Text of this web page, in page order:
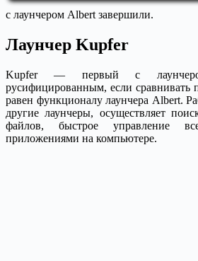
c лаунчером Albert завершили.
Лаунчер Kupfer
Kupfer — первый с
русифицированным, если сравнивать
равен функционалу лаунчера Albert.
другие лаунчеры, осуществляет
файлов, быстрое управление
приложениями на компьютере.